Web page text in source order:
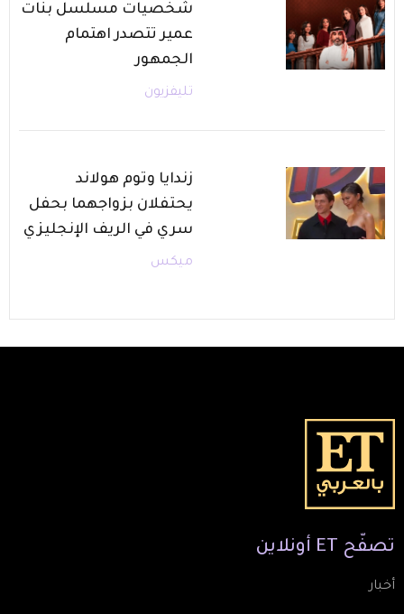
شخصيات مسلسل بنات
عمير تتصدر اهتمام
الجمهور
تليفزيون
زندايا وتوم هولاند
يحتفلان بزواجهما بحفل
سري في الريف الإنجليزي
ميكس
تصفّح ET أونلاين
أخبار